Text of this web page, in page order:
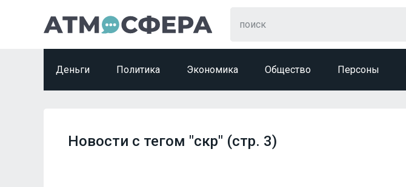
Деньги Политика Экономика Общество Персоны
Новости с тегом "скр" (стр. 3)